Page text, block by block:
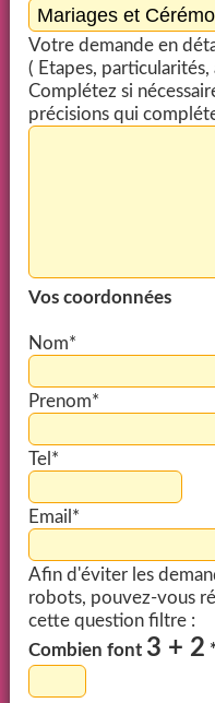
Votre demande en
( Etapes, particularités,
Complétez si
précisions qui
Vos coordonnées
Nom*
Prenom*
Tel*
Email*
Afin d'éviter les
robots, pouvez-vous
cette question filtre :
Combien font 3 + 2